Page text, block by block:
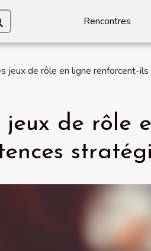
Rencontres
jeux de rôle en ligne renforcent-
jeux de rôle